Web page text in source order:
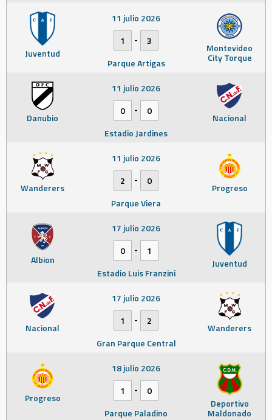
Juventud Montevideo
City Torque
11 julio 2026
1
-
3
Parque Artigas
Danubio Nacional
11 julio 2026
0
-
0
Estadio Jardines
Wanderers Progreso
11 julio 2026
2
-
0
Parque Viera
Albion Juventud
17 julio 2026
0
-
1
Estadio Luis Franzini
Nacional Wanderers
17 julio 2026
1
-
2
Gran Parque Central
Progreso Deportivo
Maldonado
18 julio 2026
1
-
0
Parque Paladino